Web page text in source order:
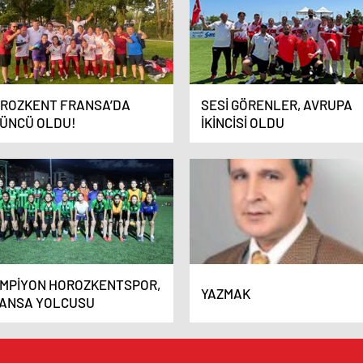
FRANSA’DA
OLDU!
SESİ GÖRENLER, AVRUPA
İKİNCİSİ OLDU
HOROZKENTSPOR,
YOLCUSU
YAZMAK